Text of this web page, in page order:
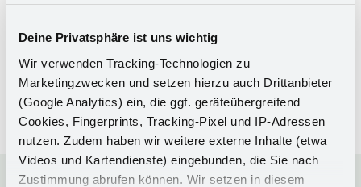
Deine Privatsphäre ist uns wichtig
Wir verwenden Tracking-Technologien zu
Marketingzwecken und setzen hierzu auch Drittanbieter
(Google Analytics) ein, die ggf. geräteübergreifend
Cookies, Fingerprints, Tracking-Pixel und IP-Adressen
nutzen. Zudem haben wir weitere externe Inhalte (etwa
Videos und Kartendienste) eingebunden, die Sie nach
Zustimmung abrufen können. Wir setzen in diesem
wydajność przepływu pracy, rozmieszczenie produktów i
może pomóc ukierunkować przepływ klientów, zwiększyć
widoczność produktów i poprawić ogólne wrażenia z
zakupów.